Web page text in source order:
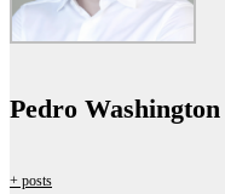
Pedro Washington
+ posts